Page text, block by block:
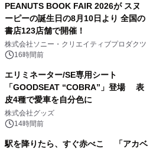
PEANUTS BOOK FAIR 2026が スヌ
ーピーの誕生日の8月10日より 全国の
書店123店舗で開催！
株式会社ソニー・クリエイティブプロダクツ
16時間前
エリミネーター/SE専用シート
「GOODSEAT “COBRA”」登場 表
皮4種で愛車を自分色に
株式会社グッズ
14時間前
駅を降りたら、すぐ赤べこ 「アカベ